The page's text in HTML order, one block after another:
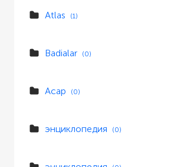
Atlas (1)
Badialar (0)
Асар (0)
энциклопедия (0)